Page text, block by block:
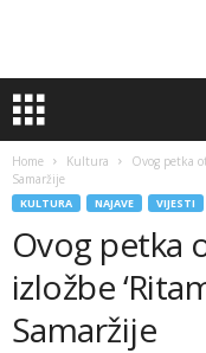
Home Kultura
Ovog petka
Samaržije
KULTURA NAJAVE VIJESTI
Ovog petka
izložbe
Samaržije